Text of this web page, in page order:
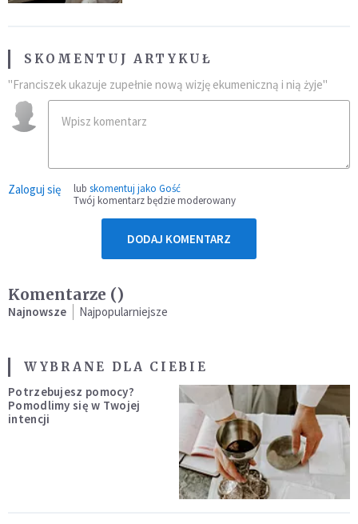
SKOMENTUJ ARTYKUŁ
"Franciszek ukazuje zupełnie nową wizję ekumeniczną i nią żyje"
Zaloguj się lub skomentuj jako Gość
Twój komentarz będzie moderowany
DODAJ KOMENTARZ
Komentarze ()
Najnowsze Najpopularniejsze
WYBRANE DLA CIEBIE
Potrzebujesz pomocy?
Pomodlimy się w Twojej
intencji